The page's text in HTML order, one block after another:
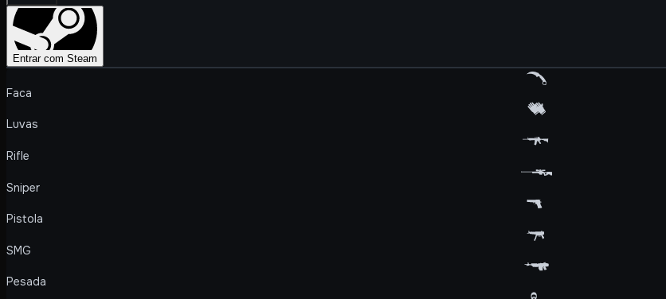
Entrar com Steam
Faca
Luvas
Rifle
Sniper
Pistola
SMG
Pesada